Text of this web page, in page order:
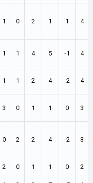
1 0 2 1 1 4
1 1 4 5 -1 4
1 1 2 4 -2 4
3 0 1 1 0 3
0 2 2 4 -2 3
2 0 1 1 0 2